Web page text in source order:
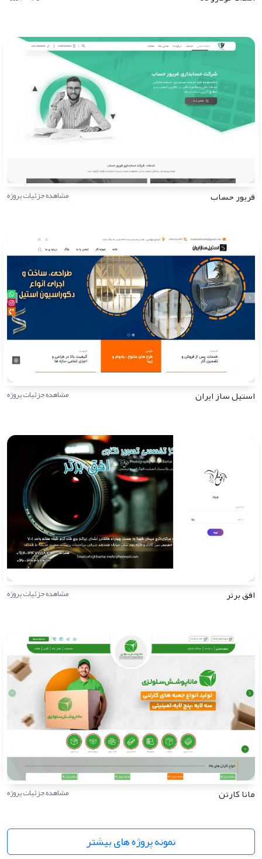
فریور حساب مشاهده جزئیات پروژه
استیل ساز ایران مشاهده جزئیات پروژه
افق برتر مشاهده جزئیات پروژه
مانا کارتن مشاهده جزئیات پروژه
نمونه پروژه های بیشتر